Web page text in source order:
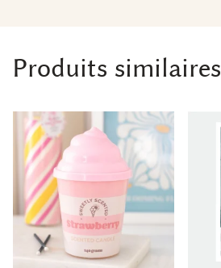
Produits similaires